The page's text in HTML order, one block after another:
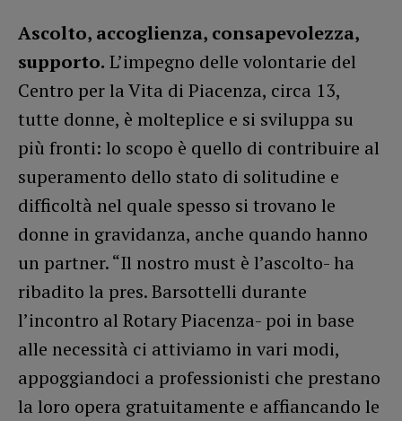
Ascolto, accoglienza, consapevolezza,
supporto. L’impegno delle volontarie del
Centro per la Vita di Piacenza, circa 13,
tutte donne, è molteplice e si sviluppa su
più fronti: lo scopo è quello di contribuire al
superamento dello stato di solitudine e
difficoltà nel quale spesso si trovano le
donne in gravidanza, anche quando hanno
un partner. “Il nostro must è l’ascolto- ha
ribadito la pres. Barsottelli durante
l’incontro al Rotary Piacenza- poi in base
alle necessità ci attiviamo in vari modi,
appoggiandoci a professionisti che prestano
la loro opera gratuitamente e affiancando le